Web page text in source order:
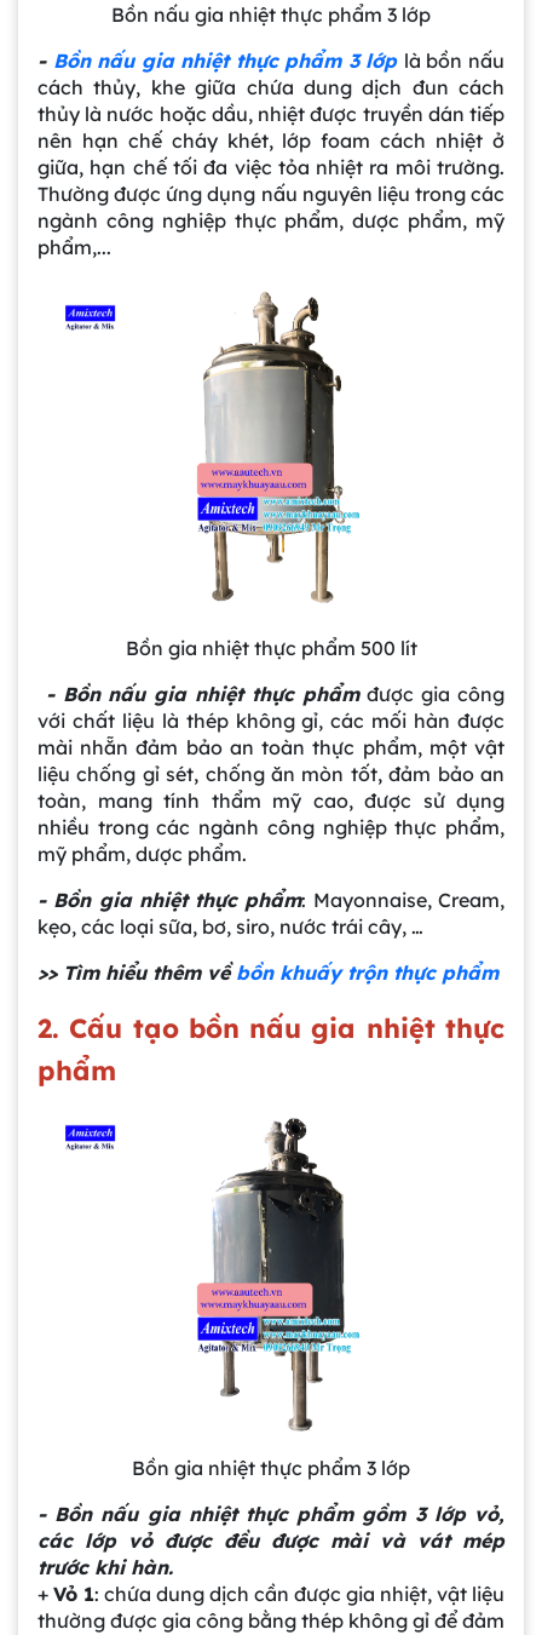
Bồn nấu gia nhiệt thực phẩm 3 lớp
- Bồn nấu gia nhiệt thực phẩm 3 lớp là bồn nấu
cách thủy, khe giữa chứa dung dịch đun cách
thủy là nước hoặc dầu, nhiệt được truyền dán tiếp
nên hạn chế cháy khét, lớp foam cách nhiệt ở
giữa, hạn chế tối đa việc tỏa nhiệt ra môi trường.
Thường được ứng dụng nấu nguyên liệu trong các
ngành công nghiệp thực phẩm, dược phẩm, mỹ
phẩm,...
Bồn gia nhiệt thực phẩm 500 lít
- Bồn nấu gia nhiệt thực phẩmđược gia công
với chất liệu là thép không gỉ, các mối hàn được
mài nhẵn đảm bảo an toàn thực phẩm, một vật
liệu chống gỉ sét, chống ăn mòn tốt, đảm bảo an
toàn, mang tính thẩm mỹ cao, được sử dụng
nhiều trong các ngành công nghiệp thực phẩm,
mỹ phẩm, dược phẩm.
- Bồn gia nhiệt thực phẩm: Mayonnaise, Cream,
kẹo, các loại sữa, bơ, siro, nước trái cây, …
>> Tìm hiểu thêm vềbồn khuấy trộn thực phẩm
2. Cấu tạo bồn nấu gia nhiệt thực
phẩm
Bồn gia nhiệt thực phẩm 3 lớp
- Bồn nấugia nhiệt thực phẩm gồm 3 lớp vỏ,
các lớp vỏ được đều được mài và vát mép
trước khi hàn.
+ Vỏ 1: chứa dung dịch cần được gia nhiệt, vật liệu
thường được gia công bằng thép không gỉ để đảm